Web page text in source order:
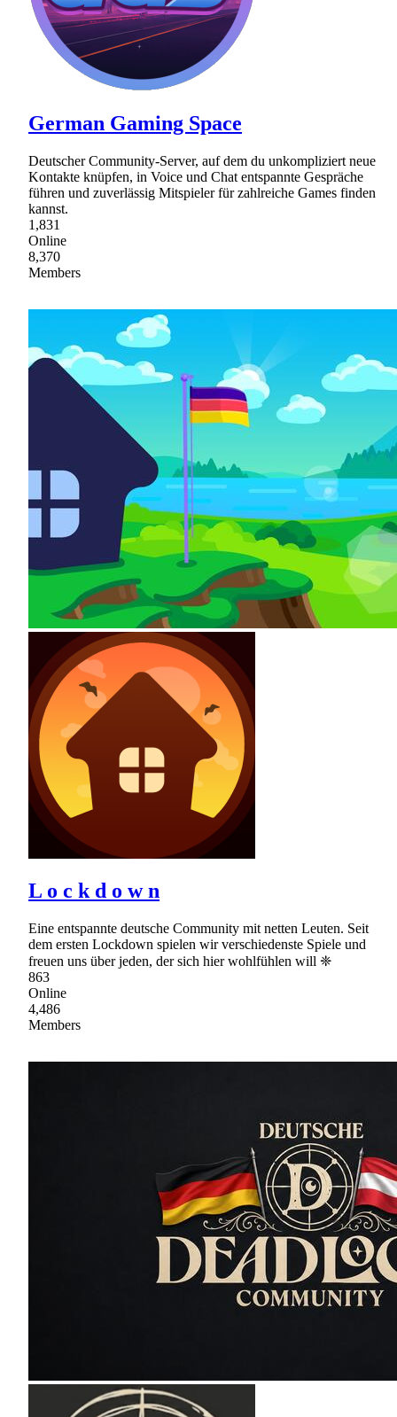
German Gaming Space
Deutscher Community-Server, auf dem du unkompliziert neue
Kontakte knüpfen, in Voice und Chat entspannte Gespräche
führen und zuverlässig Mitspieler für zahlreiche Games finden
kannst.
1,831
Online
8,370
Members
L o c k d o w n
Eine entspannte deutsche Community mit netten Leuten. Seit
dem ersten Lockdown spielen wir verschiedenste Spiele und
freuen uns über jeden, der sich hier wohlfühlen will ❈
863
Online
4,486
Members